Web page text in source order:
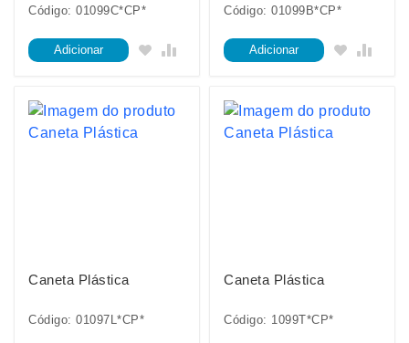
Código: 01099C*CP*
Adicionar
Código: 01099B*CP*
Adicionar
Caneta Plástica
Código: 01097L*CP*
Caneta Plástica
Código: 1099T*CP*